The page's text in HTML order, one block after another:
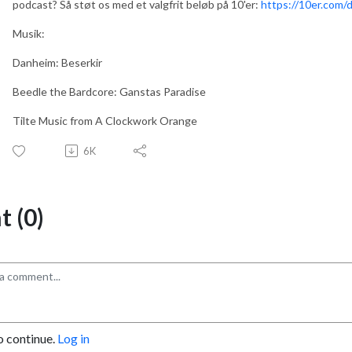
podcast? Så støt os med et valgfrit beløb på 10'er: https://10er.com/
Musik:
Danheim: Beserkir
Beedle the Bardcore: Ganstas Paradise
Tilte Music from A Clockwork Orange
6K
(0)
continue. Log in